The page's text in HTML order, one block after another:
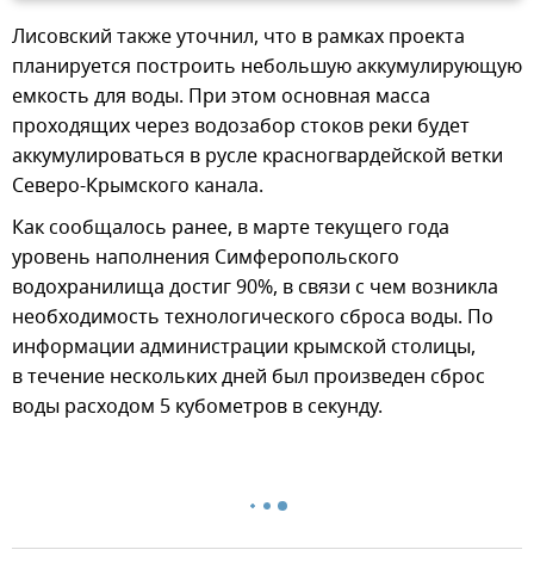
Лисовский также уточнил, что в рамках проекта
планируется построить небольшую аккумулирующую
емкость для воды. При этом основная масса
проходящих через водозабор стоков реки будет
аккумулироваться в русле красногвардейской ветки
Северо-Крымского канала.
Как сообщалось ранее, в марте текущего года
уровень наполнения Симферопольского
водохранилища достиг 90%, в связи с чем возникла
необходимость технологического сброса воды. По
информации администрации крымской столицы,
в течение нескольких дней был произведен сброс
воды расходом 5 кубометров в секунду.